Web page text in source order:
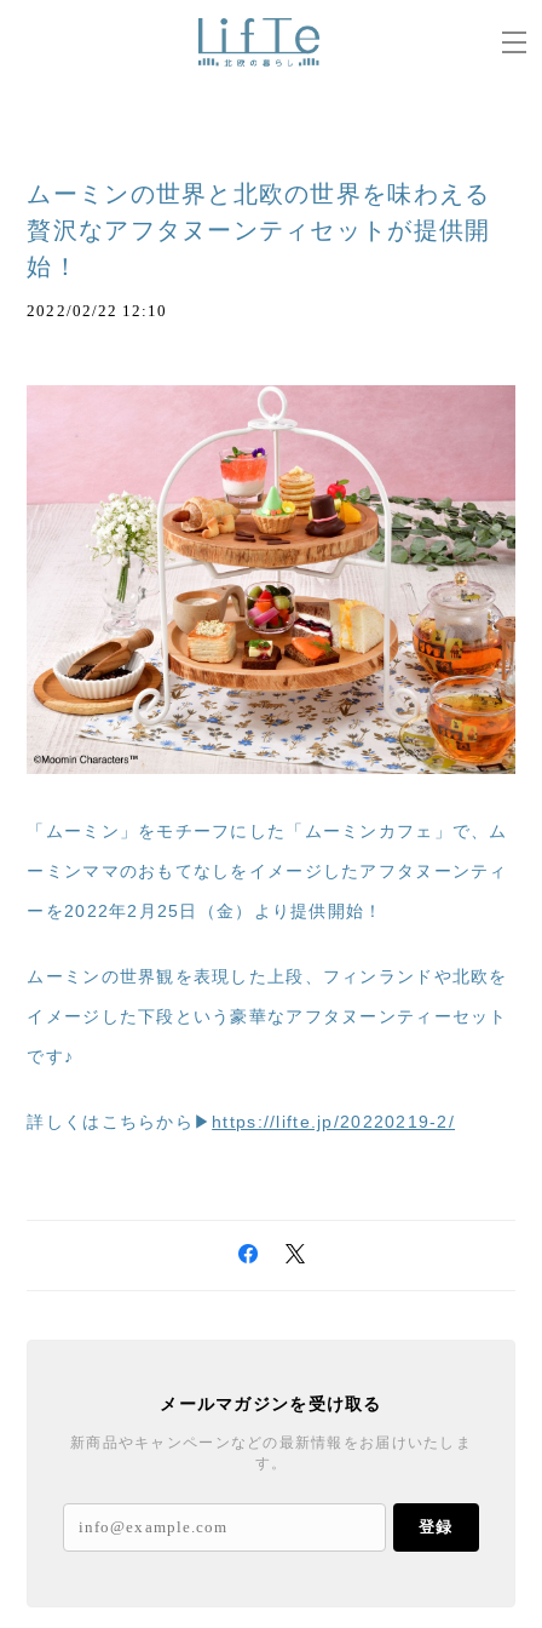
ムーミンの世界と北欧の世界を味わえる
贅沢なアフタヌーンティセットが提供開
始！
2022/02/22 12:10
「ムーミン」をモチーフにした「ムーミンカフェ」で、ム
ーミンママのおもてなしをイメージしたアフタヌーンティ
ーを2022年2月25日（金）より提供開始！
ムーミンの世界観を表現した上段、フィンランドや北欧を
イメージした下段という豪華なアフタヌーンティーセット
です♪
詳しくはこちらから▶ https://lifte.jp/20220219-2/
メールマガジンを受け取る
新商品やキャンペーンなどの最新情報をお届けいたしま
す。
登録